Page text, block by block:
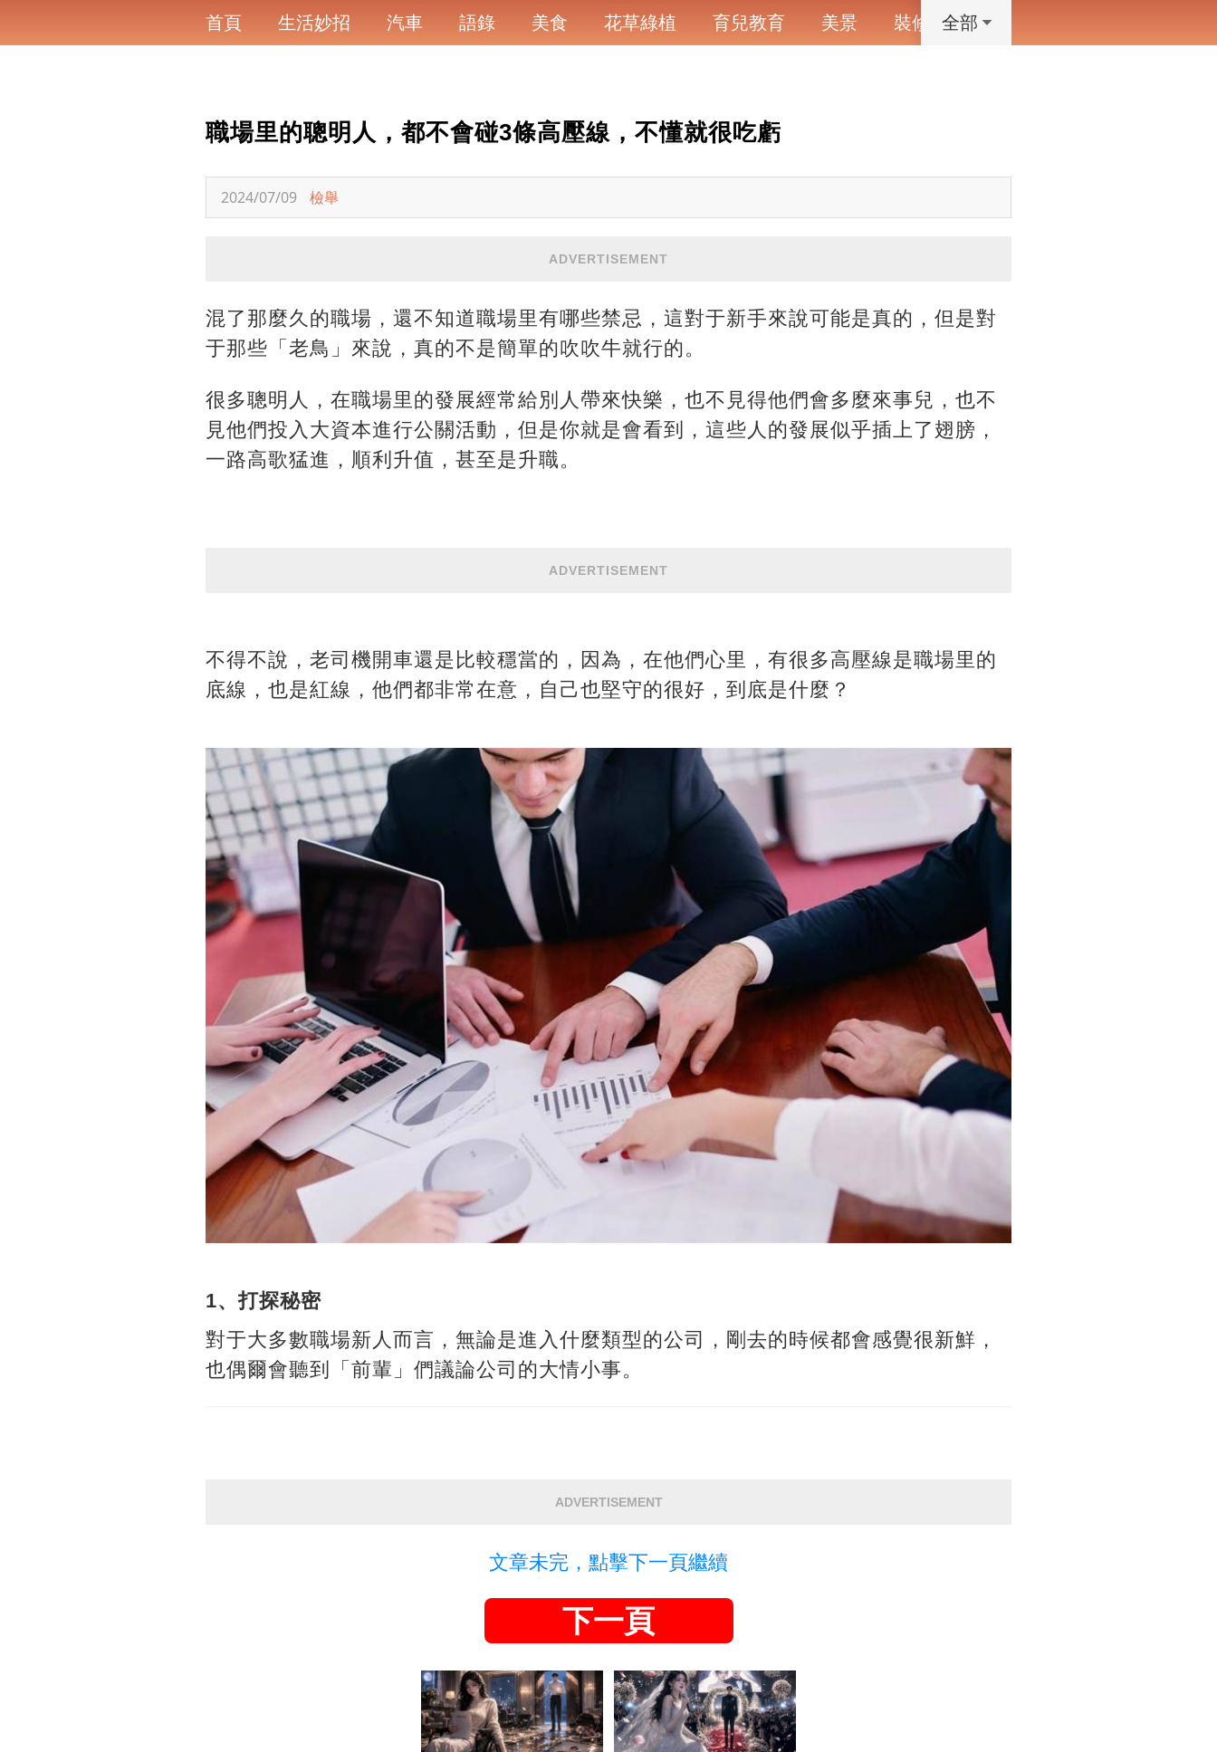
首頁 生活妙招 汽車 語錄 美食 花草綠植 育兒教育 美景 裝修 寵物
全部
職場里的聰明人，都不會碰3條高壓線，不懂就很吃虧
2024/07/09 檢舉
ADVERTISEMENT
混了那麼久的職場，還不知道職場里有哪些禁忌，這對于新手來說可能是真的，但是對
于那些「老鳥」來說，真的不是簡單的吹吹牛就行的。
很多聰明人，在職場里的發展經常給別人帶來快樂，也不見得他們會多麼來事兒，也不
見他們投入大資本進行公關活動，但是你就是會看到，這些人的發展似乎插上了翅膀，
一路高歌猛進，順利升值，甚至是升職。
ADVERTISEMENT
不得不說，老司機開車還是比較穩當的，因為，在他們心里，有很多高壓線是職場里的
底線，也是紅線，他們都非常在意，自己也堅守的很好，到底是什麼？
1、打探秘密
對于大多數職場新人而言，無論是進入什麼類型的公司，剛去的時候都會感覺很新鮮，
也偶爾會聽到「前輩」們議論公司的大情小事。
ADVERTISEMENT
文章未完，點擊下一頁繼續
下一頁